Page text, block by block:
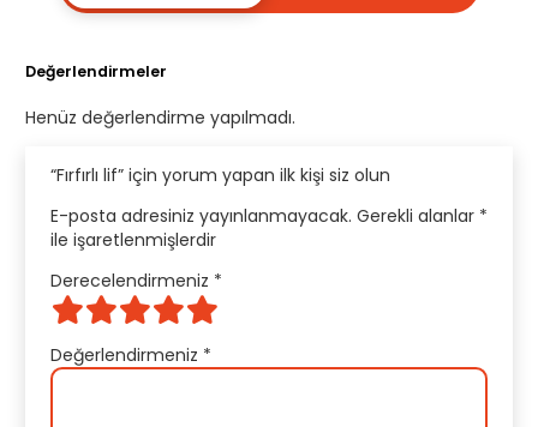
Değerlendirmeler
Henüz değerlendirme yapılmadı.
“Fırfırlı lif” için yorum yapan ilk kişi siz olun
E-posta adresiniz yayınlanmayacak. Gerekli alanlar *
ile işaretlenmişlerdir
Derecelendirmeniz *
Değerlendirmeniz *